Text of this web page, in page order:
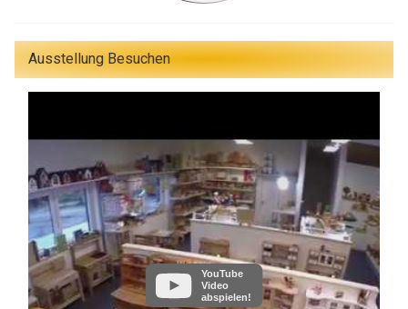
Ausstellung Besuchen
YouTube
Video
abspielen!